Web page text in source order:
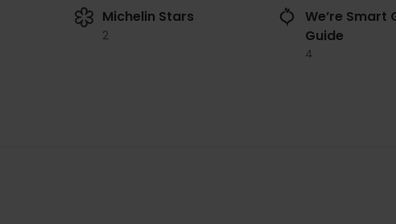
Michelin Stars
2
We’re Smart
Guide
4